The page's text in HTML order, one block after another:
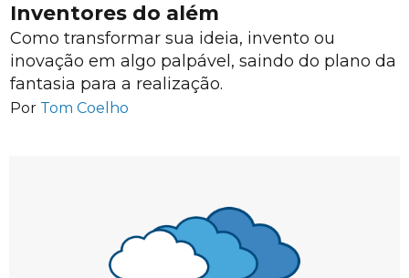
Inventores do além
Como transformar sua ideia, invento ou
inovação em algo palpável, saindo do plano da
fantasia para a realização.
Por Tom Coelho